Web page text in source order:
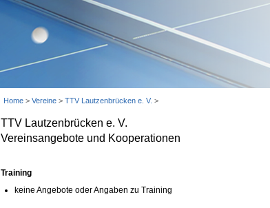
Home > Vereine > TTV Lautzenbrücken e. V. >
TTV Lautzenbrücken e. V.
Vereinsangebote und Kooperationen
Training
keine Angebote oder Angaben zu Training